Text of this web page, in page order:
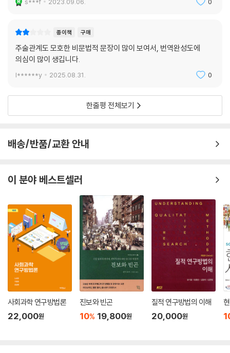
종이책 구매
주술관계도 모호한 비문법적 문장이 많이 보여서, 번역완성도에
의심이 많이 생깁니다.
l******y 2025.08.31. 0
한줄평 전체보기
배송/반품/교환 안내
이 분야 베스트셀러
사회과학 연구방법론
22,000원
진보와 빈곤
10% 19,800원
질적 연구방법의 이해
20,000원